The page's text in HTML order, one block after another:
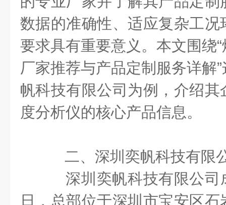
数据的准确性、适应复杂工
要求具有重要意义。本文围绕
厂家推荐与产品定制服务详解
帆科技有限公司为例，介绍
度分析仪的核心产品信息。
二、深圳奕帆科技有限
深圳奕帆科技有限公司
日，总部位于深圳市宝安区